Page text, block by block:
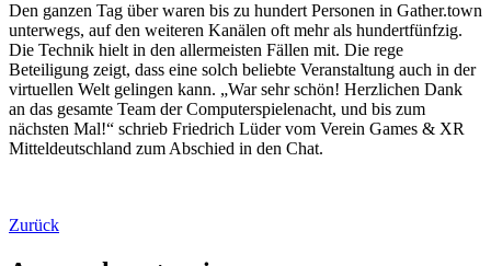
Den ganzen Tag über waren bis zu hundert Personen in Gather.town
unterwegs, auf den weiteren Kanälen oft mehr als hundertfünfzig.
Die Technik hielt in den allermeisten Fällen mit. Die rege
Beteiligung zeigt, dass eine solch beliebte Veranstaltung auch in der
virtuellen Welt gelingen kann. „War sehr schön! Herzlichen Dank
an das gesamte Team der Computerspielenacht, und bis zum
nächsten Mal!“ schrieb Friedrich Lüder vom Verein Games & XR
Mitteldeutschland zum Abschied in den Chat.
Zurück